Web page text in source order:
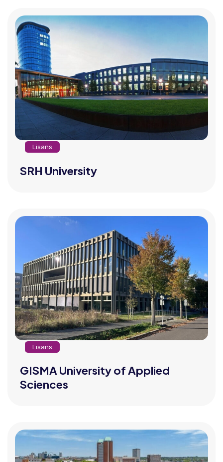
Lisans
SRH University
Lisans
GISMA University of Applied
Sciences